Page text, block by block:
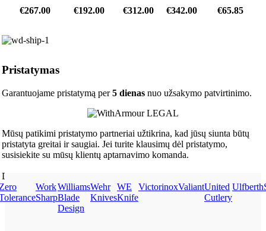
€267.00 €192.00 €312.00 €342.00 €65.85
Pristatymas
Garantuojame pristatymą per5 dienas nuo užsakymo patvirtinimo.
Mūsų patikimi pristatymo partneriai užtikrina, kad jūsų siunta būtų
pristatyta greitai ir saugiai. Jei turite klausimų dėl pristatymo,
susisiekite su mūsų klientų aptarnavimo komanda.
Dėkojame, kad renkates mus!
Work
Sharp
Williams
Blade
Design
Wehr
Knives
WE
Knife
VictorinoxValiantUnited
Cutlery
Ulfberth